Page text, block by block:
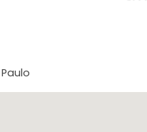
Walking Tour de São Paulo,
à estação de metro
Beco do Batman, 15
de grupos de mais de 7